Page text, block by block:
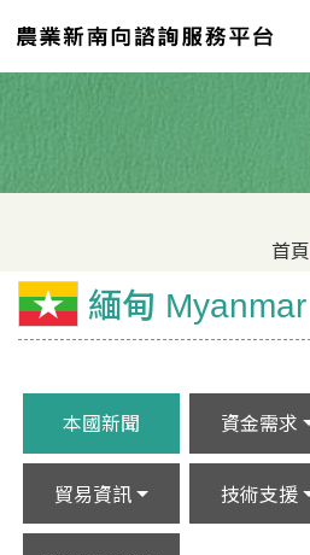
首頁
緬甸 Myanmar
本國新聞 資金需求
貿易資訊 技術支援